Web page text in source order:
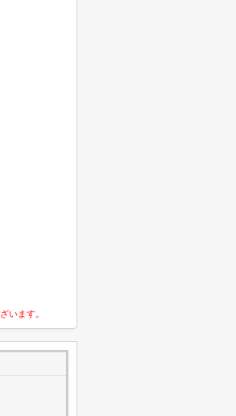
います。